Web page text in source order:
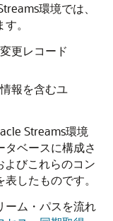
環境では、
。
更レコード
報を含むユ
Streams環境
ベースに構成さ
よびこれらのコン
したものです。
ーム・パスを流れ